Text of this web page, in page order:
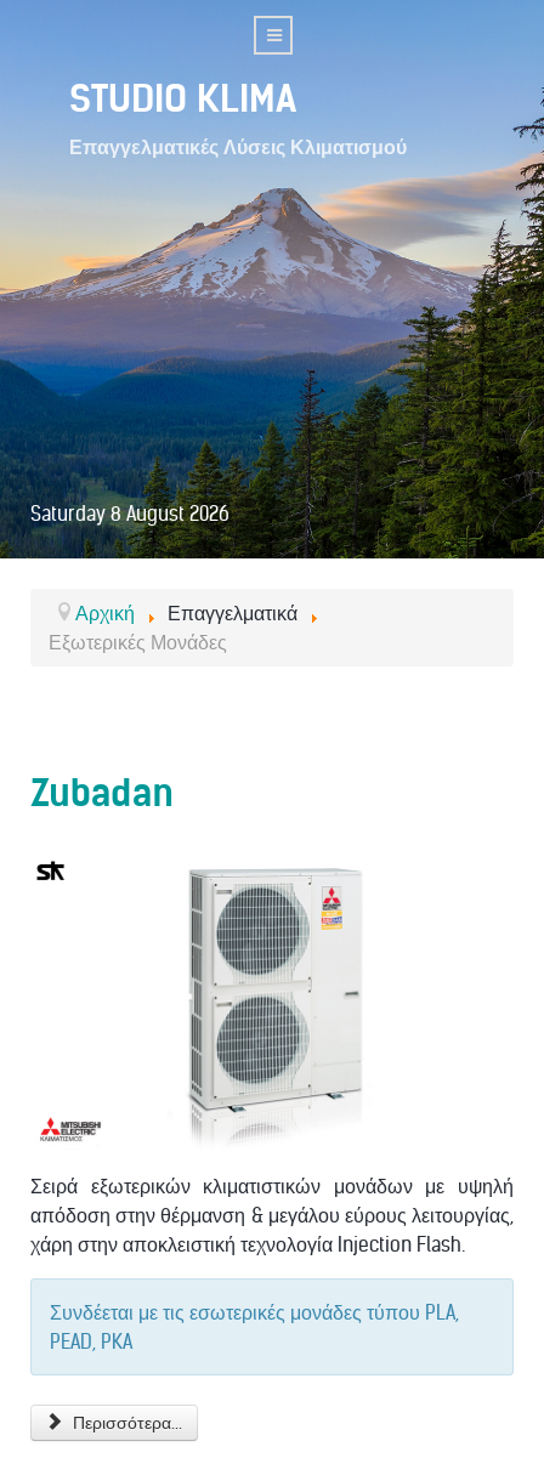
STUDIO KLIMA
Επαγγελματικές Λύσεις Κλιματισμού
Saturday 8 August 2026
Αρχική
Επαγγελματικά
Εξωτερικές Μονάδες
Zubadan
Σειρά εξωτερικών κλιματιστικών μονάδων με υψηλή
απόδοση στην θέρμανση & μεγάλου εύρους λειτουργίας,
χάρη στην αποκλειστική τεχνολογία Injection Flash.
Συνδέεται με τις εσωτερικές μονάδες τύπου PLA,
PEAD, PKA
Περισσότερα...